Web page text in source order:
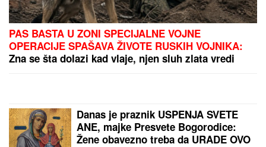
PAS BASTA U ZONI SPECIJALNE VOJNE
OPERACIJE SPAŠAVA ŽIVOTE RUSKIH VOJNIKA:
Zna se šta dolazi kad vlaje, njen sluh zlata vredi
Danas je praznik USPENJA SVETE
ANE, majke Presvete Bogorodice:
Žene obavezno treba da URADE OVO